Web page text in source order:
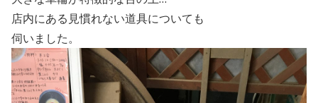
店内にある見慣れない道具についても
伺いました。